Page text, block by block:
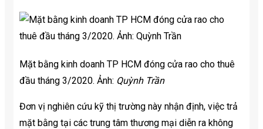
Mặt bằng kinh doanh TP HCM đóng cửa rao cho thuê
đầu tháng 3/2020. Ảnh: Quỳnh Trần
Đơn vị nghiên cứu kỹ thị trường này nhận định, việc trả
mặt bằng tại các trung tâm thương mại diễn ra không